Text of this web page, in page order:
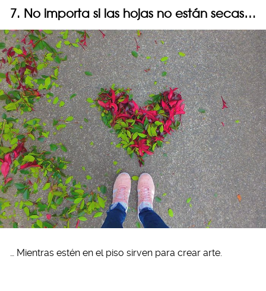
7. No importa si las hojas no están secas…
… Mientras estén en el piso sirven para crear arte.